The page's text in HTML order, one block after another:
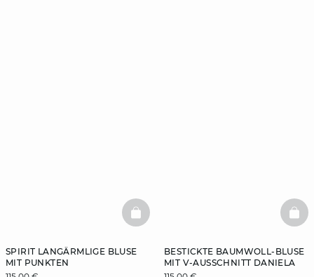
SPIRIT LANGÄRMLIGE BLUSE
MIT PUNKTEN
BASKETFULL
BESTICKTE BAUMWOLL-BLUSE
MIT V-AUSSCHNITT DANIELA